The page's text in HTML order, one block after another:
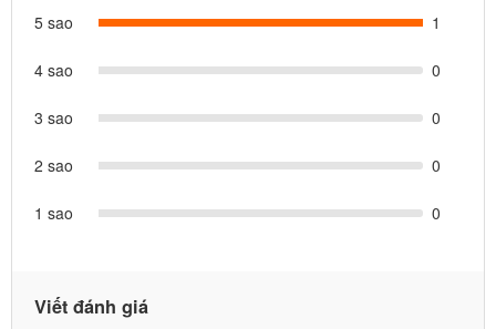
5 sao
1
4 sao 0
3 sao 0
2 sao 0
1 sao 0
Viết đánh giá